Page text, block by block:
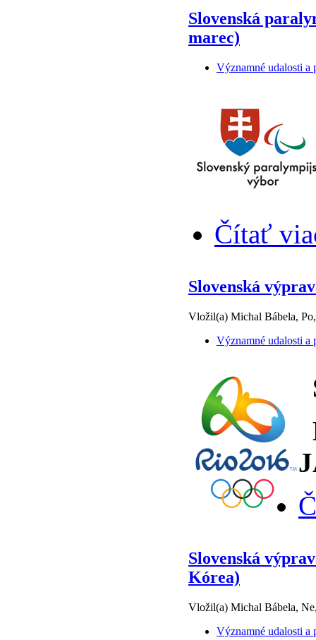
Slovenská
marec)
Významné udalosti a
Čítať
Slovenská
Vložil(a) Michal Bábela,
Významné udalosti a
Slovenská
Kórea)
Vložil(a) Michal Bábela,
Významné udalosti a